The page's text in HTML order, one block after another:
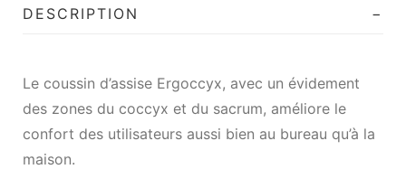
DESCRIPTION
Le coussin d’assise Ergoccyx, avec un évidement
des zones du coccyx et du sacrum, améliore le
confort des utilisateurs aussi bien au bureau qu’à la
maison.